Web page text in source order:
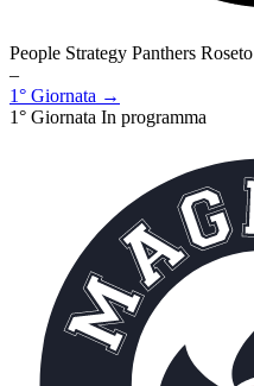
People Strategy Panthers Roseto
–
1° Giornata →
1° Giornata In programma